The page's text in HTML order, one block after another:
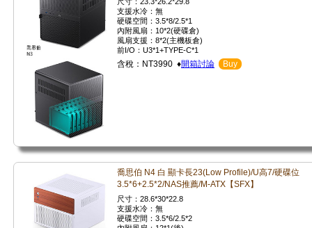
支援水冷：無
硬碟空間：3.5*8/2.5*1
內附風扇：10*2(硬碟倉)
風扇支援：8*2(主機板倉)
前I/O：U3*1+TYPE-C*1
含稅：NT3990 ♦開箱討論 Buy
喬思伯 N4 白 顯卡長23(Low Profile)/U高7/硬碟位
3.5*6+2.5*2/NAS推薦/M-ATX【SFX】
尺寸：28.6*30*22.8
支援水冷：無
硬碟空間：3.5*6/2.5*2